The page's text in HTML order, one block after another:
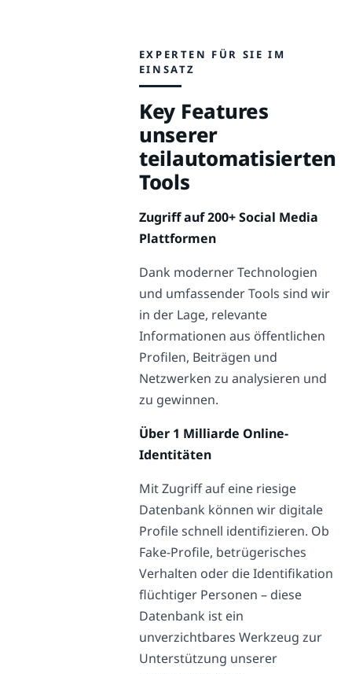
EXPERTEN FÜR SIE IM
EINSATZ
Key Features
unserer
teilautomatisierten
Tools
Zugriff auf 200+ Social Media
Plattformen
Dank moderner Technologien
und umfassender Tools sind wir
in der Lage, relevante
Informationen aus öffentlichen
Profilen, Beiträgen und
Netzwerken zu analysieren und
zu gewinnen.
Über 1 Milliarde Online-
Identitäten
Mit Zugriff auf eine riesige
Datenbank können wir digitale
Profile schnell identifizieren. Ob
Fake-Profile, betrügerisches
Verhalten oder die Identifikation
flüchtiger Personen – diese
Datenbank ist ein
unverzichtbares Werkzeug zur
Unterstützung unserer